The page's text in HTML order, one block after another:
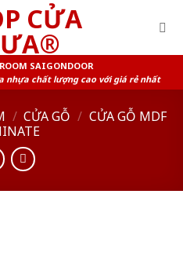
SAIGONDOOR
nhựa chất lượng cao với giá rẻ nhất
/ CỬA GỖ / CỬA GỖ MDF